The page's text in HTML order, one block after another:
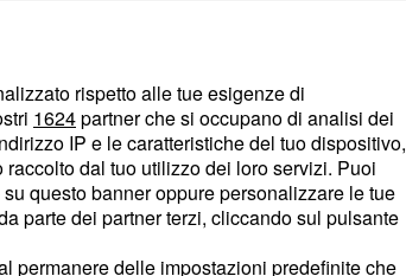
rispetto alle tue esigenze di
1624partner che si occupano di analisi dei
IP e le caratteristiche del tuo dispositivo,
dal tuo utilizzo dei loro servizi. Puoi
questo banner oppure personalizzare le tue
parte dei partner terzi, cliccando sul pulsante
permanere delle impostazioni predefinite che